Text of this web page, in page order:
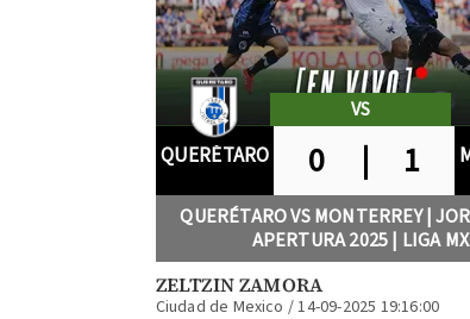
VS
QUERÉTARO 0 | 1
QUERÉTARO VS MONTERREY |
APERTURA 2025 | LIGA MX
ZELTZIN ZAMORA
Ciudad de Mexico /14-09-2025 19:16:00